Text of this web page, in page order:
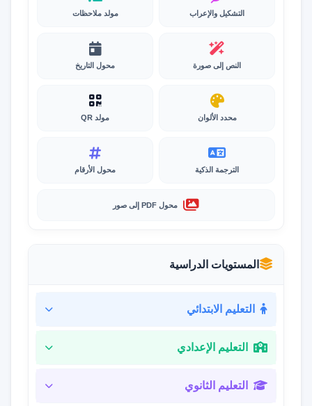
التشكيل والإعراب مولد ملاحظات
النص إلى صورة محول التاريخ
محدد الألوان مولد QR
الترجمة الذكية محول الأرقام
محول PDF إلى صور
المستويات الدراسية
التعليم الابتدائي
التعليم الإعدادي
التعليم الثانوي